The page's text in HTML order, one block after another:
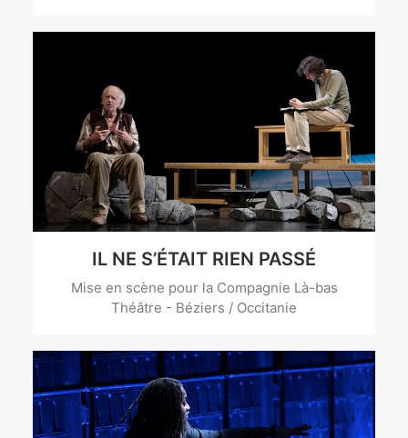
IL NE S’ÉTAIT RIEN PASSÉ
Mise en scène pour la Compagnie Là-bas
Théâtre - Béziers / Occitanie